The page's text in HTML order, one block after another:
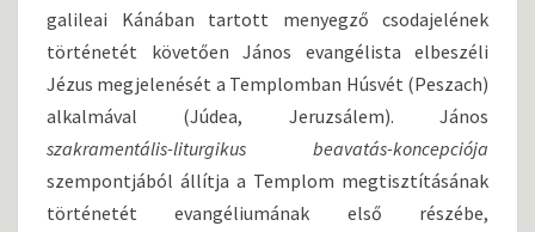
3
.
Á
R
galileai Kánában tartott menyegző csodajelének
történetét követően János evangélista elbeszéli
Jézus megjelenését a Templomban Húsvét (Peszach)
alkalmával (Júdea, Jeruzsálem). János
szakramentális-liturgikus beavatás-koncepciója
szempontjából állítja a Templom megtisztításának
történetét evangéliumának első részébe,